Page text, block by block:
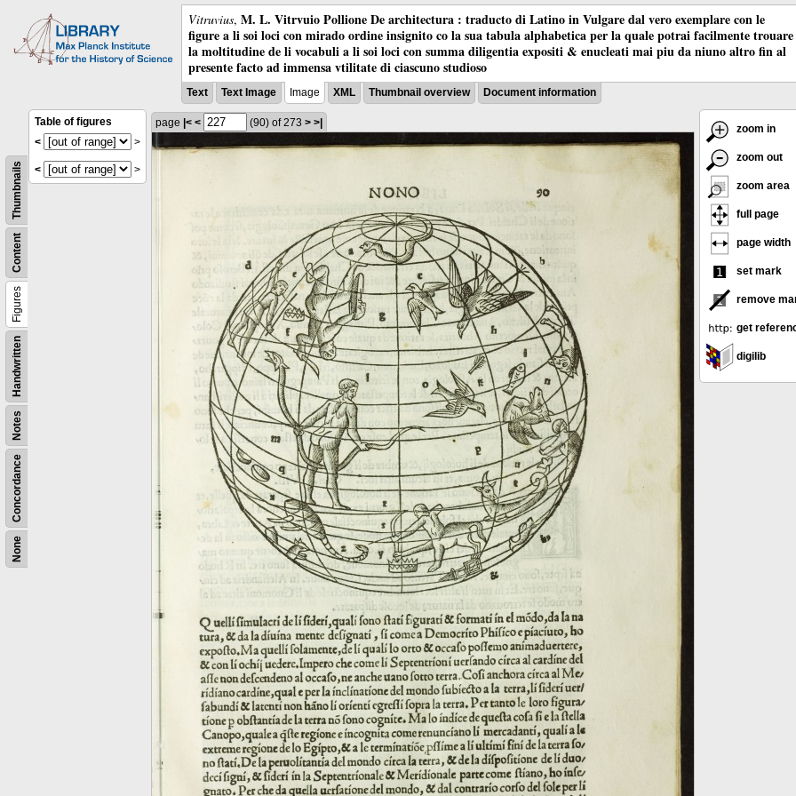
Vitruvius, M. L. Vitrvuio Pollione De architectura : traducto di Latino in Vulgare dal vero exemplare con le
figure a li soi loci con mirado ordine insignito co la sua tabula alphabetica per la quale potrai facilmente trouare
la moltitudine de li vocabuli a li soi loci con summa diligentia expositi & enucleati mai piu da niuno altro fin al
presente facto ad immensa vtilitate di ciascuno studioso
Text Text Image Image XML Thumbnail overview Document information
None
Concordance
Notes
Handwritten
Figures
Content
Thumbnails
Table of figures
<
>
< >
page |< < (90) of 273 > >|
zoom in
zoom out
zoom area
full page
page width
set mark
remove
get
digilib